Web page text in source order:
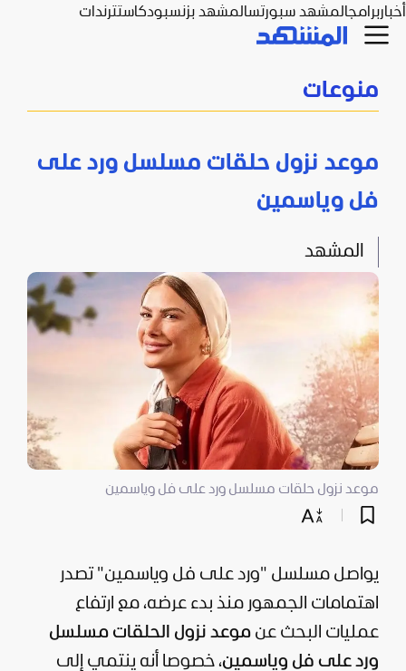
أخباربرامجالمشهد سبورتسالمشهد بزنسبودكاستترندات
منوعات
موعد نزول حلقات مسلسل ورد على
فل وياسمين
المشهد
موعد نزول حلقات مسلسل ورد على فل وياسمين
يواصل مسلسل "ورد على فل وياسمين" تصدر
اهتمامات الجمهور منذ بدء عرضه، مع ارتفاع
عمليات البحث عن موعد نزول الحلقات مسلسل
ورد على فل وياسمين، خصوصا أنه ينتمي إلى